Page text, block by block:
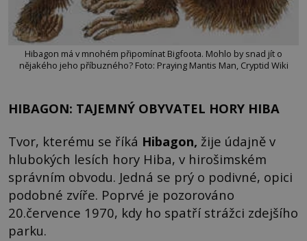
Hibagon má v mnohém připomínat Bigfoota. Mohlo by snad jít o
nějakého jeho příbuzného? Foto: Praying Mantis Man, Cryptid Wiki
HIBAGON: TAJEMNÝ OBYVATEL HORY HIBA
Tvor, kterému se říká Hibagon, žije údajně v
hlubokých lesích hory Hiba, v hirošimském
správním obvodu. Jedná se prý o podivné, opici
podobné zvíře. Poprvé je pozorováno
20.července 1970, kdy ho spatří strážci zdejšího
parku.